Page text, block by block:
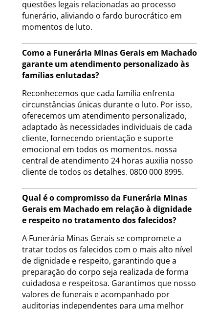
questões legais relacionadas ao processo
funerário, aliviando o fardo burocrático em
momentos de luto.
Como a Funerária Minas Gerais em Machado
garante um atendimento personalizado às
famílias enlutadas?
Reconhecemos que cada família enfrenta
circunstâncias únicas durante o luto. Por isso,
oferecemos um atendimento personalizado,
adaptado às necessidades individuais de cada
cliente, fornecendo orientação e suporte
emocional em todos os momentos. nossa
central de atendimento 24 horas auxilia nosso
cliente de todos os detalhes. 0800 000 8995.
Qual é o compromisso da Funerária Minas
Gerais em Machado em relação à dignidade
e respeito no tratamento dos falecidos?
A Funerária Minas Gerais se compromete a
tratar todos os falecidos com o mais alto nível
de dignidade e respeito, garantindo que a
preparação do corpo seja realizada de forma
cuidadosa e respeitosa. Garantimos que nosso
valores de funerais e acompanhado por
auditorias independentes para uma melhor